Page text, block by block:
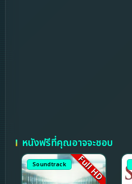
หนังฟรีที่คุณอาจจะชอบ
Soundtrack Full HD